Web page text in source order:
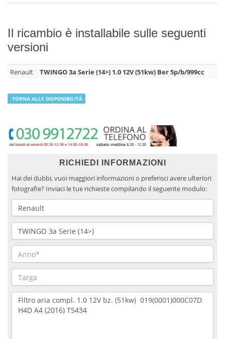
Il ricambio è installabile sulle seguenti
versioni
Renault TWINGO 3a Serie (14>) 1.0 12V (51kw) Ber 5p/b/999cc
TORNA ALLE DISPONIBILITÀ
RICHIEDI INFORMAZIONI
Hai dei dubbi, vuoi maggiori informazioni o preferisci avere ulteriori
fotografie? Inviaci le tue richieste compilando il seguente modulo: